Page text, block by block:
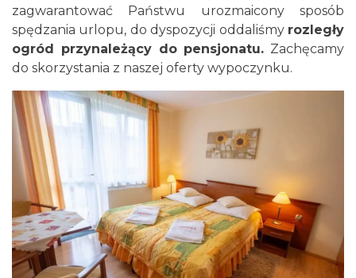
zagwarantować Państwu urozmaicony sposób
spędzania urlopu, do dyspozycji oddaliśmy rozległy
ogród przynależący do pensjonatu. Zachęcamy
do skorzystania z naszej oferty wypoczynku.